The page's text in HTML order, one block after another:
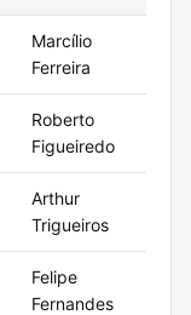
Marcílio
Ferreira
Roberto
Figueiredo
Arthur
Trigueiros
Felipe
Fernandes